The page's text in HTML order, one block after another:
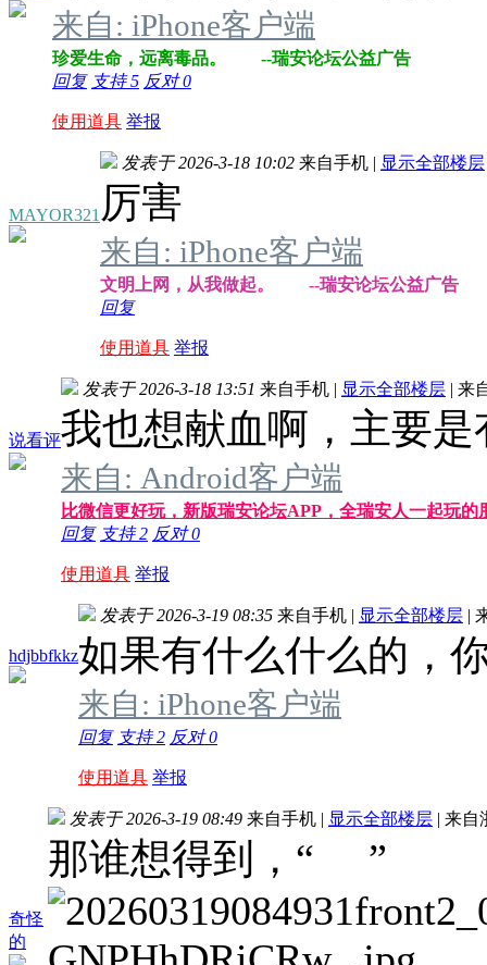
来自: iPhone客户端
珍爱生命，远离毒品。 --瑞安论坛公益广告
回复 支持5 反对0
使用道具 举报
MAYOR321
发表于 2026-3-18 10:02 来自手机 | 显示全部楼层
厉害
来自: iPhone客户端
文明上网，从我做起。 --瑞安论坛公益广告
回复
使用道具 举报
说看评
发表于 2026-3-18 13:51 来自手机 | 显示全部楼层 | 来
我也想献血啊，主要
来自: Android客户端
比微信更好玩，新版瑞安论坛APP，全瑞安人一起玩的
回复 支持2 反对0
使用道具 举报
hdjbbfkkz
发表于 2026-3-19 08:35 来自手机 | 显示全部楼层 |
如果有什么什么的，
来自: iPhone客户端
回复 支持2 反对0
使用道具 举报
奇怪
的
发表于 2026-3-19 08:49 来自手机 | 显示全部楼层 | 来自
那谁想得到，“ ”